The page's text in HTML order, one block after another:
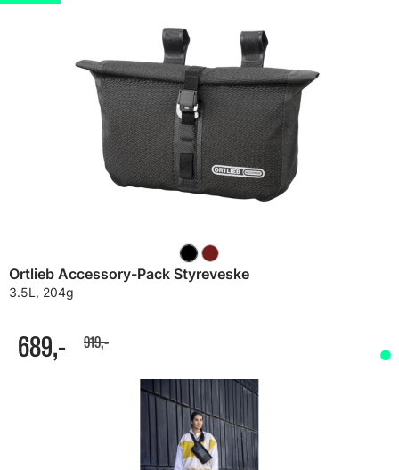
Ortlieb Accessory-Pack Styreveske
3.5L, 204g
689,- 919,-